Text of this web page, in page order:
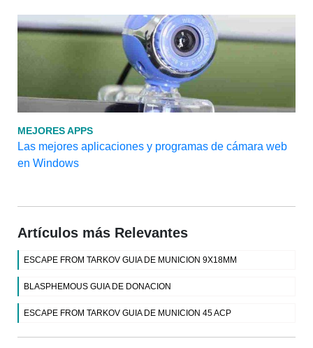
MEJORES APPS
Las mejores aplicaciones y programas de cámara web
en Windows
Artículos más Relevantes
ESCAPE FROM TARKOV GUIA DE MUNICION 9X18MM
BLASPHEMOUS GUIA DE DONACION
ESCAPE FROM TARKOV GUIA DE MUNICION 45 ACP